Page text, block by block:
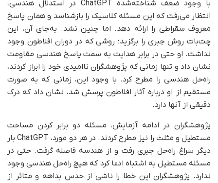
با وجود ضعف شناخته‌شده‌ ChatGPT در استدلال هندسی،
انتظار می‌رفت که این مسئله‌ کلاسیک را بازشناسد و همان پاسخ
معروف سقراطی را ارائه دهد. اما چنین نشد. به‌جای آن، این
چت‌بات روش جبری را برگزید؛ روشی که در دوران افلاطون وجود
نداشت. او حتی در برابر هدایت به سمت پاسخ هندسی مقاومت
نشان داد و تنها زمانی که پژوهشگران ناامیدی خود را ابراز کردند،
راه‌حل هندسی را مطرح کرد. با وجود این، زمانی که به صورت
مستقیم از او درباره آثار افلاطون پرسش شد، نشان داد که درک
دقیقی از آنها دارد.
پژوهشگران در ادامه‌ آزمایش، مسئله‌ دو برابر کردن مساحت
مستطیل و مثلث را نیز مطرح کردند. در هر دو مورد، ChatGPT بار
دیگر سراغ راه‌حل جبری رفت و از هندسه فاصله گرفت. حتی در
مسئله‌ مستطیل به اشتباه ادعا کرد که هیچ راه‌حل هندسی وجود
ندارد. پژوهشگران این خطا را ناشی از حدس بداهه و متاثر از